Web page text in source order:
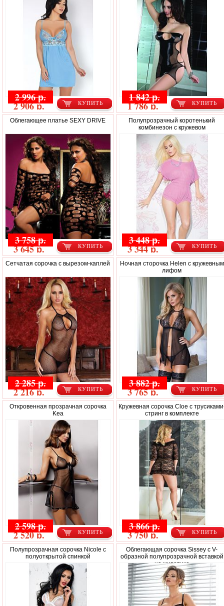
КУПИТЬ
2 996 р.
2 906 р. КУПИТЬ
1 842 р.
1 786 р.
Облегающее платье SEXY DRIVE
КУПИТЬ
3 758 р.
3 645 р.
Полупрозрачный коротенький
комбинезон с кружевом
КУПИТЬ
3 448 р.
3 344 р.
Сетчатая сорочка с вырезом-каплей
КУПИТЬ
2 285 р.
2 216 р.
Ночная сторочка Helen с кружевным
лифом
КУПИТЬ
3 882 р.
3 765 р.
Откровенная прозрачная сорочка
Kea
КУПИТЬ
2 598 р.
2 520 р.
Кружевная сорочка Cloe с
стринг в комплекте
КУПИТЬ
3 866 р.
3 750 р.
Полупрозрачная сорочка Nicole с
полуоткрытой спинкой
Облегающая сорочка Sissey с V-
образной полупрозрачной вставкой
на животике